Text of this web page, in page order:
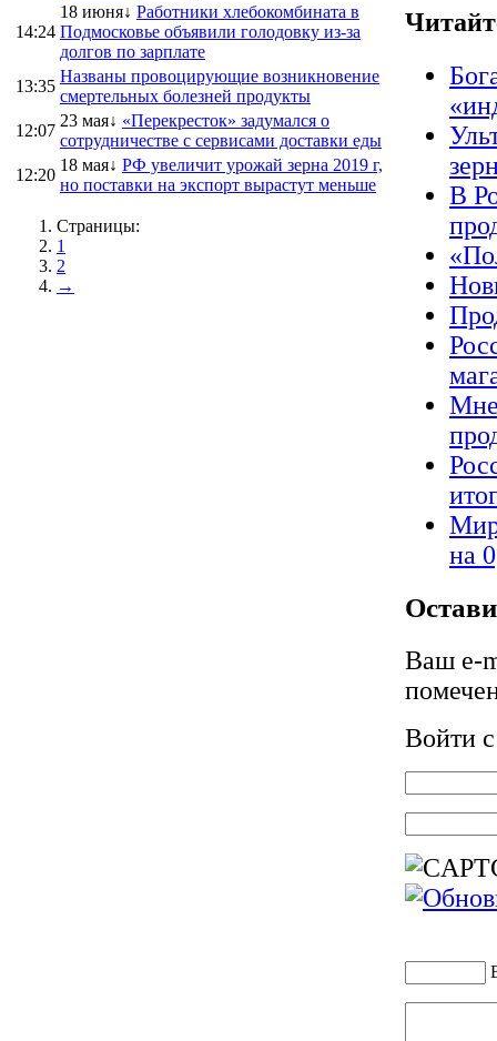
14:24
18 июня↓ Работники хлебокомбината в
Подмосковье объявили голодовку из-за
долгов по зарплате
13:35
Названы провоцирующие возникновение
смертельных болезней продукты
12:07
23 мая↓ «Перекресток» задумался о
сотрудничестве с сервисами доставки еды
12:20
18 мая↓ РФ увеличит урожай зерна 2019 г,
но поставки на экспорт вырастут меньше
Страницы:
1
2
→
В
на
Ваш e-
Войти